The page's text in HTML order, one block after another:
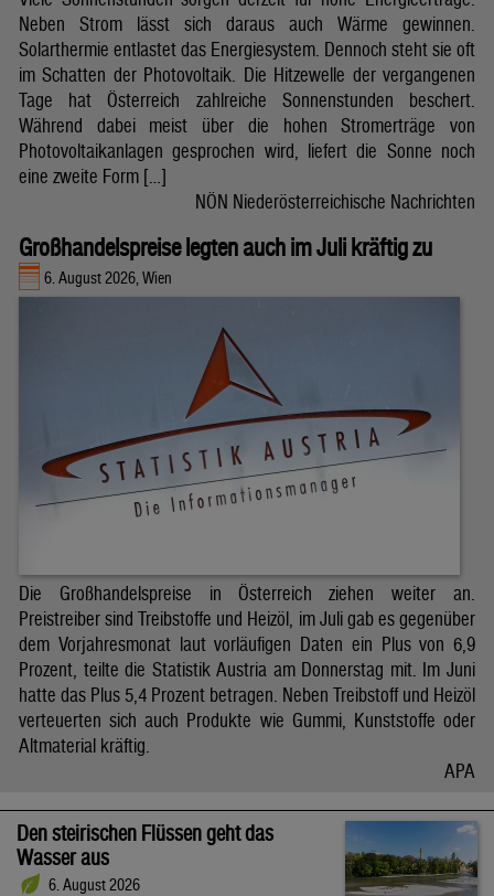
Neben Strom lässt sich daraus auch Wärme gewinnen.
Solarthermie entlastet das Energiesystem. Dennoch steht sie oft
im Schatten der Photovoltaik. Die Hitzewelle der vergangenen
Tage hat Österreich zahlreiche Sonnenstunden beschert.
Während dabei meist über die hohen Stromerträge von
Photovoltaikanlagen gesprochen wird, liefert die Sonne noch
eine zweite Form […]
NÖN Niederösterreichische Nachrichten
Großhandelspreise legten auch im Juli kräftig zu
6. August 2026, Wien
Die Großhandelspreise in Österreich ziehen weiter an.
Preistreiber sind Treibstoffe und Heizöl, im Juli gab es gegenüber
dem Vorjahresmonat laut vorläufigen Daten ein Plus von 6,9
Prozent, teilte die Statistik Austria am Donnerstag mit. Im Juni
hatte das Plus 5,4 Prozent betragen. Neben Treibstoff und Heizöl
verteuerten sich auch Produkte wie Gummi, Kunststoffe oder
Altmaterial kräftig.
APA
Den steirischen Flüssen geht das
Wasser aus
6. August 2026